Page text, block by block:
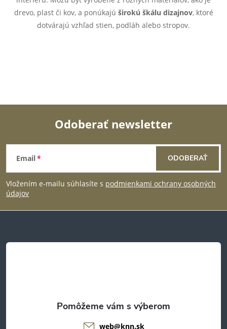
ý
i
s
u
drevo, plast či kov, a ponúkajú širokú škálu dizajnov, ktoré
dotvárajú vzhľad stien, podláh alebo stropov.
Z
á
p
t
Odoberať newsletter
Email
Vložením e-mailu súhlasíte s podmienkami ochrany osobných
údajov
ODOBERAŤ
web@knn.sk